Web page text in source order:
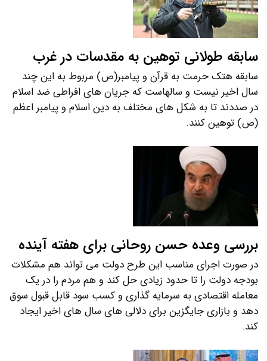
سابقه طولانی توهین به مقدسات در غرب
سابقه هتک حرمت به قرآن و پیامبر(ص) مربوط به این چند
سال اخیر نیست و سالهاست که جریان های افراطی ضد اسلام
در صددند تا به شکل های مختلف به دین اسلام و پیامبر اعظم
(ص) توهین کنند.
بررسی وعده حسن روحانی برای هفته آینده
در صورت اجرای مناسب این طرح دولت می تواند هم مشکلات
بودجه دولت را تا حدود زیادی حل کند و هم مردم را در یک
معامله اقتصادی به سرمایه گذاری و کسب سود قابل قبول سوق
دهد و بازاری جایگزین برای دلالی های سال های اخیر ایجاد
کند.